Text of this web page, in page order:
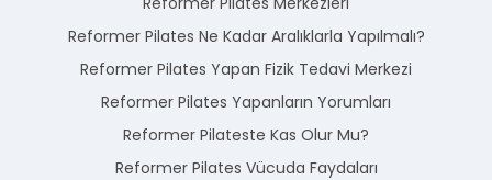
Reformer Pilates Ne Kadar Aralıklarla Yapılmalı?
Reformer Pilates Yapan Fizik Tedavi Merkezi
Reformer Pilates Yapanların Yorumları
Reformer Pilateste Kas Olur Mu?
Reformer Pilates Vücuda Faydaları